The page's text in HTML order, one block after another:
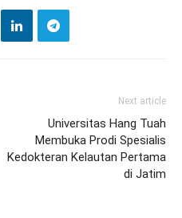
Next article
Universitas Hang Tuah
Membuka Prodi Spesialis
Kedokteran Kelautan Pertama
di Jatim